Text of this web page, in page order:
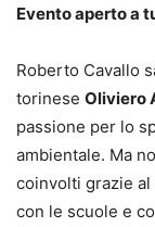
Evento aperto a
Roberto Cavallo
torinese Oliviero
passione per lo
ambientale. Ma
coinvolti grazie
con le scuole e